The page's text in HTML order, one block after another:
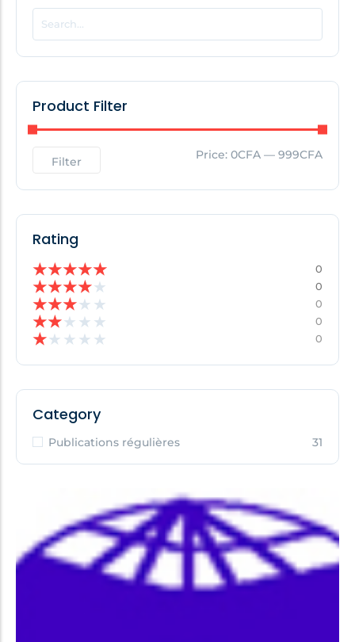
POPULAR THIS WEEK
No Posts Found!
No Posts Found!
Product Filter
Filter Price: 0CFA — 999CFA
Rating
★★★★★ 0
★★★★★ 0
★★★★ ★ 0
★★★ ★ ★ 0
★★ ★ ★ ★ 0
Category
Publications régulières 31